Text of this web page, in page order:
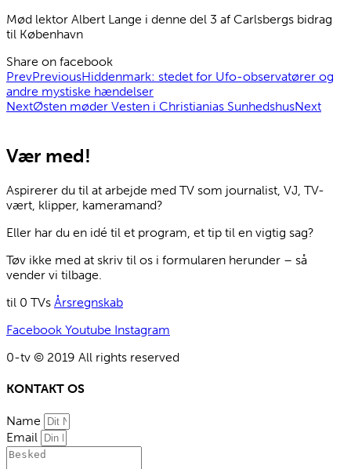
Mød lektor Albert Lange i denne del 3 af Carlsbergs bidrag
til København
Share on facebook
PrevPreviousHiddenmark: stedet for Ufo-observatører og
andre mystiske hændelser
NextØsten møder Vesten i Christianias SunhedshusNext
Vær med!
Aspirerer du til at arbejde med TV som journalist, VJ, TV-
vært, klipper, kameramand?
Eller har du en idé til et program, et tip til en vigtig sag?
Tøv ikke med at skriv til os i formularen herunder – så
vender vi tilbage.
til 0 TVs Årsregnskab
Facebook Youtube Instagram
0-tv © 2019 All rights reserved​
KONTAKT OS
Name
Email